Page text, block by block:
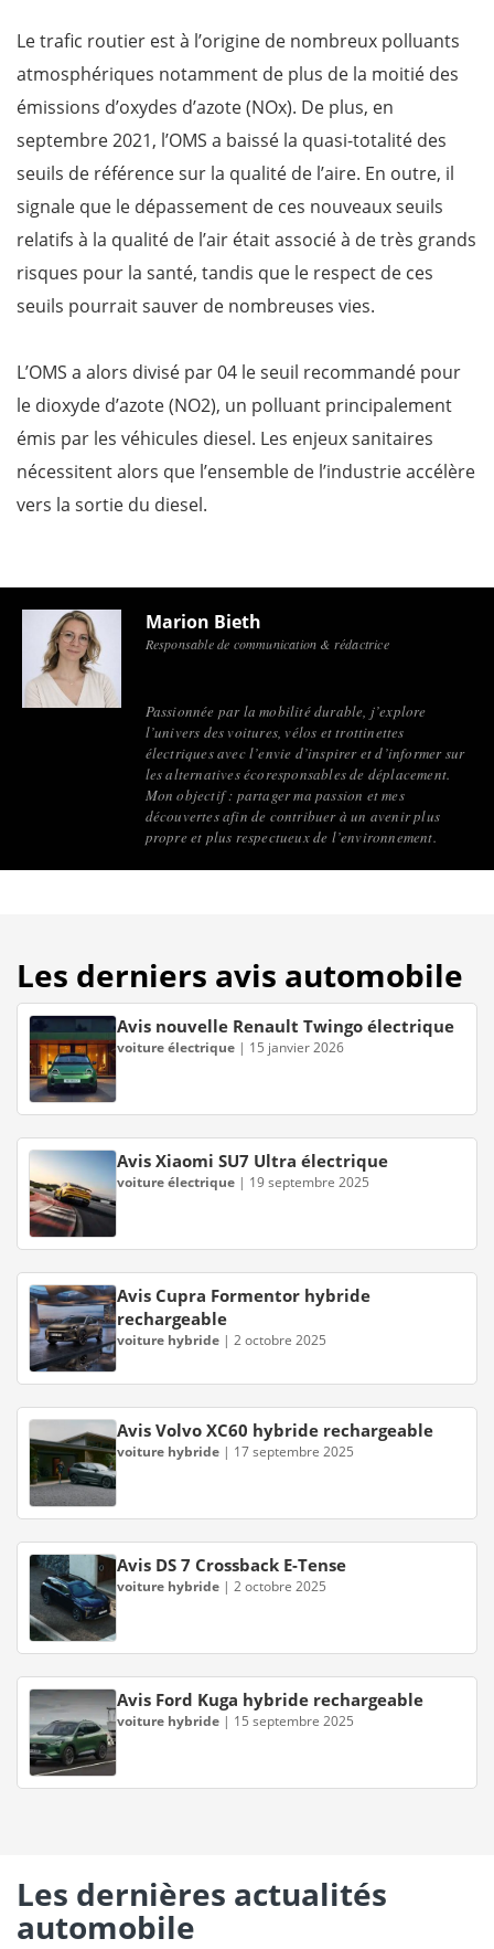
Le trafic routier est à l’origine de nombreux polluants
atmosphériques notamment de plus de la moitié des
émissions d’oxydes d’azote (NOx). De plus, en
septembre 2021, l’OMS a baissé la quasi-totalité des
seuils de référence sur la qualité de l’aire. En outre, il
signale que le dépassement de ces nouveaux seuils
relatifs à la qualité de l’air était associé à de très grands
risques pour la santé, tandis que le respect de ces
seuils pourrait sauver de nombreuses vies.
L’OMS a alors divisé par 04 le seuil recommandé pour
le dioxyde d’azote (NO2), un polluant principalement
émis par les véhicules diesel. Les enjeux sanitaires
nécessitent alors que l’ensemble de l’industrie accélère
vers la sortie du diesel.
Marion Bieth
Responsable de communication & rédactrice
Passionnée par la mobilité durable, j’explore
l’univers des voitures, vélos et trottinettes
électriques avec l’envie d’inspirer et d’informer sur
les alternatives écoresponsables de déplacement.
Mon objectif : partager ma passion et mes
découvertes afin de contribuer à un avenir plus
propre et plus respectueux de l’environnement.
Les derniers avis automobile
Avis nouvelle Renault Twingo électrique
voiture électrique | 15 janvier 2026
Avis Xiaomi SU7 Ultra électrique
voiture électrique | 19 septembre 2025
Avis Cupra Formentor hybride
rechargeable
voiture hybride | 2 octobre 2025
Avis Volvo XC60 hybride rechargeable
voiture hybride | 17 septembre 2025
Avis DS 7 Crossback E-Tense
voiture hybride | 2 octobre 2025
Avis Ford Kuga hybride rechargeable
voiture hybride | 15 septembre 2025
Les dernières actualités
automobile